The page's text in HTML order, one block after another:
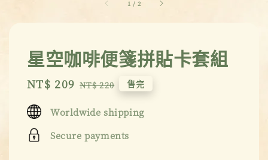
1 / 2
星空咖啡便箋拼貼卡套組
Sale
NT$ 209 Regular
NT$ 220 售完
Worldwide shipping
Secure payments